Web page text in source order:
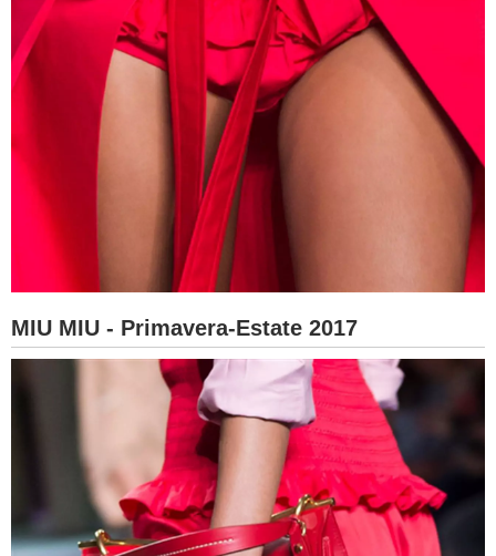
MIU MIU - Primavera-Estate 2017